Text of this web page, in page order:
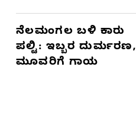
ನೆಲಮಂಗಲ ಬಳಿ ಕಾರು
ಪಲ್ಟಿ: ಇಬ್ಬರ ದುರ್ಮರಣ,
ಮೂವರಿಗೆ ಗಾಯ